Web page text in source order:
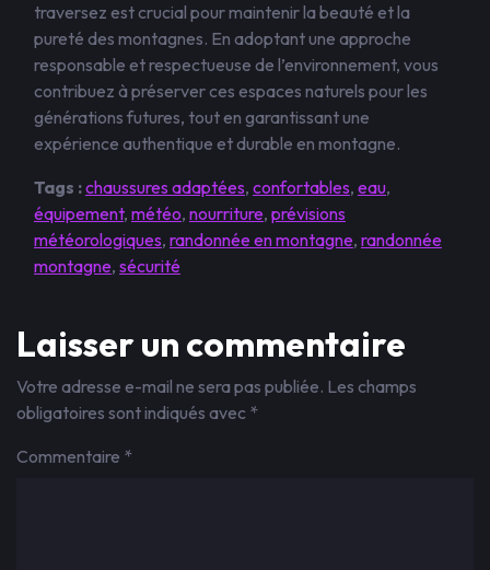
traversez est crucial pour maintenir la beauté et la
pureté des montagnes. En adoptant une approche
responsable et respectueuse de l’environnement, vous
contribuez à préserver ces espaces naturels pour les
générations futures, tout en garantissant une
expérience authentique et durable en montagne.
Tags :chaussures adaptées, confortables, eau,
équipement, météo, nourriture, prévisions
météorologiques, randonnée en montagne, randonnée
montagne, sécurité
Laisser un commentaire
Votre adresse e-mail ne sera pas publiée. Les champs
obligatoires sont indiqués avec *
Commentaire *